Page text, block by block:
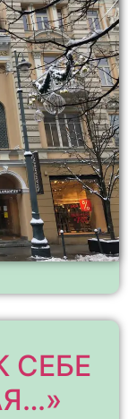
СЕБЕ